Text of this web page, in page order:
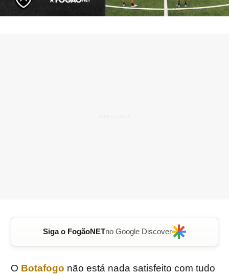
Siga o FogãoNETno Google Discover
O Botafogo não está nada satisfeito com tudo